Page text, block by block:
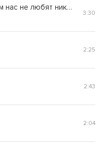
Когда мы любим нас не любят никогда
3:30
2:25
2:43
2:04